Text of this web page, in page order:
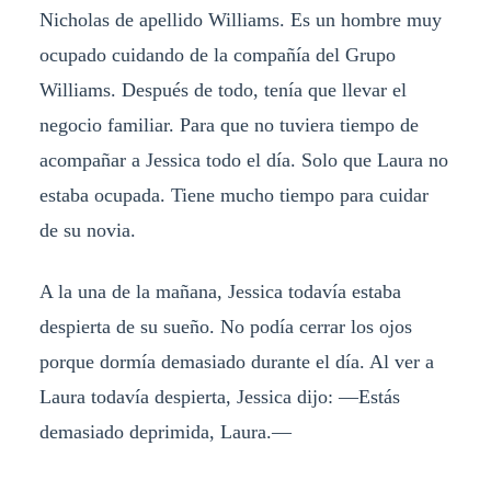
Nicholas de apellido Williams. Es un hombre muy
ocupado cuidando de la compañía del Grupo
Williams. Después de todo, tenía que llevar el
negocio familiar. Para que no tuviera tiempo de
acompañar a Jessica todo el día. Solo que Laura no
estaba ocupada. Tiene mucho tiempo para cuidar
de su novia.
A la una de la mañana, Jessica todavía estaba
despierta de su sueño. No podía cerrar los ojos
porque dormía demasiado durante el día. Al ver a
Laura todavía despierta, Jessica dijo: —Estás
demasiado deprimida, Laura.—